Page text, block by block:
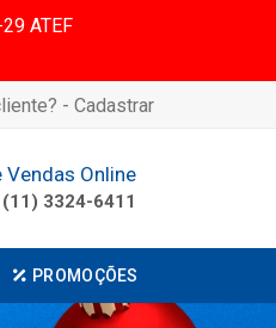
ATEF
- Cadastrar
Vendas Online
(11) 3324-6411
PROMOÇÕES